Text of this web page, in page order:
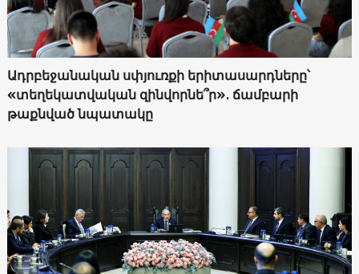
Ադրբեջանական սփյուռքի երիտասարդները՝
«տեղեկատվական զինվորնե՞ր»․ ճամբարի
թաքնված նպատակը